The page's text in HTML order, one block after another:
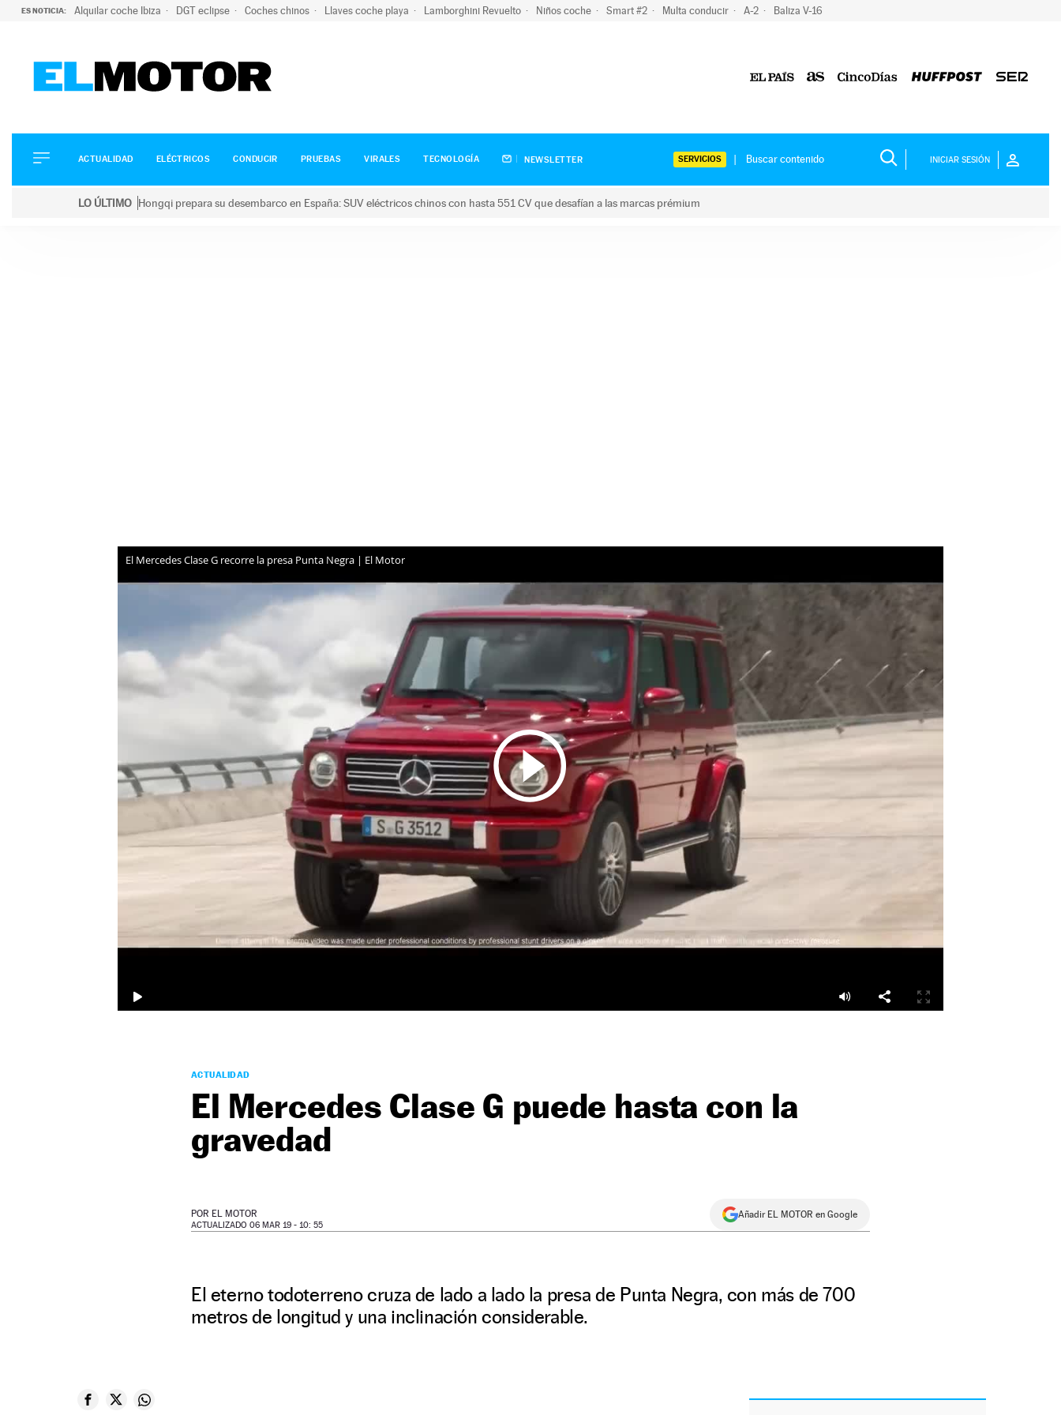
ES NOTICIA: Alquilar coche Ibiza DGT eclipse Coches chinos Llaves coche playa Lamborghini Revuelto Niños coche Smart #2 Multa conducir A-2 Baliza V-16
ELÉCTRICOS
CONDUCIR
ACTUALIDAD ELÉCTRICOS CONDUCIR PRUEBAS VIRALES TECNOLOGÍA NEWSLETTER SERVICIOS INICIAR SESIÓN
LO ÚLTIMO Hongqi prepara su desembarco en España: SUV eléctricos chinos con hasta 551 CV que desafían a las marcas prémium
El Mercedes Clase G recorre la presa Punta Negra | El Motor
ACTUALIDAD
El Mercedes Clase G puede hasta con la
gravedad
POR EL MOTOR
ACTUALIZADO 06 MAR 19 - 10: 55
Añadir EL MOTOR en Google
El eterno todoterreno cruza de lado a lado la presa de Punta Negra, con más de 700
metros de longitud y una inclinación considerable.